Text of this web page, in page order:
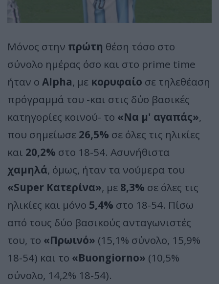
Μόνος στην πρώτη θέση τόσο στο
σύνολο ημέρας όσο και στο prime time
ήταν ο Alpha, με κορυφαίο σε τηλεθέαση
πρόγραμμά του -και στις δύο βασικές
κατηγορίες κοινού- το «Να μ' αγαπάς»,
που σημείωσε 26,5% σε όλες τις ηλικίες
και 20,2% στο 18-54. Ασυνήθιστα
χαμηλά, όμως, ήταν τα νούμερα του
«Super Κατερίνα», με 8,3% σε όλες τις
ηλικίες και μόνο 5,4% στο 18-54. Πίσω
από τους δύο βασικούς ανταγωνιστές
του, το «Πρωινό» (15,1% σύνολο, 15,9%
18-54) και το «Buongiorno» (10,5%
σύνολο, 14,2% 18-54).